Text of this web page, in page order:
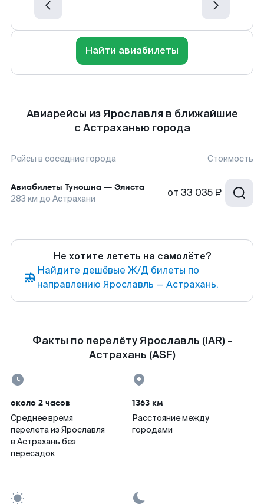
Найти авиабилеты
Авиарейсы из Ярославля в ближайшие
с Астраханью города
Рейсы в соседние города Стоимость
Авиабилеты Туношна — Элиста
283 км до Астрахани от 33 035 ₽
Не хотите лететь на самолёте?
Найдите дешёвые Ж/Д билеты по
направлению Ярославль — Астрахань.
Факты по перелёту Ярославль (IAR) -
Астрахань (ASF)
около 2 часов
Среднее время
перелета из Ярославля
в Астрахань без
пересадок
1363 км
Расстояние между
городами